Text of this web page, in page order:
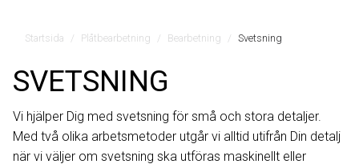
Startsida Plåtbearbetning Bearbetning Svetsning
SVETSNING
Vi hjälper Dig med svetsning för små och stora detaljer.
Med två olika arbetsmetoder utgår vi alltid utifrån Din detalj
när vi väljer om svetsning ska utföras maskinellt eller